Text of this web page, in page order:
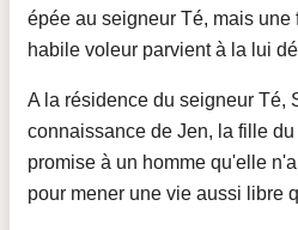
épée au seigneur Té, mais une
habile voleur parvient à la lui
A la résidence du seigneur Té,
connaissance de Jen, la fille
promise à un homme qu'elle
pour mener une vie aussi libre